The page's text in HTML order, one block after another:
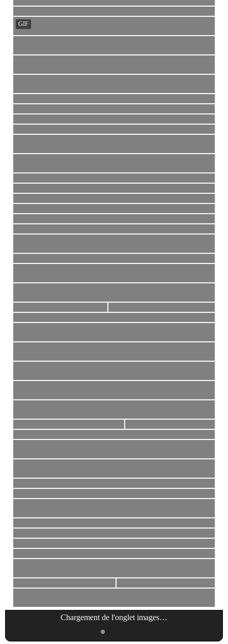
Chargement de l'onglet images…